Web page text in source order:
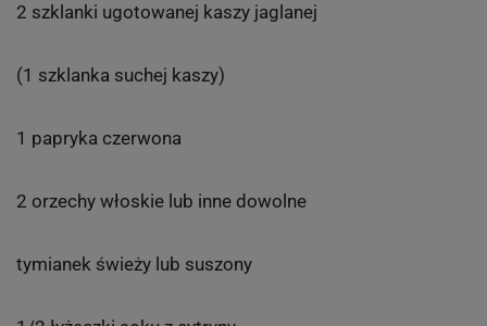
2 szklanki ugotowanej kaszy jaglanej
(1 szklanka suchej kaszy)
1 papryka czerwona
2 orzechy włoskie lub inne dowolne
tymianek świeży lub suszony